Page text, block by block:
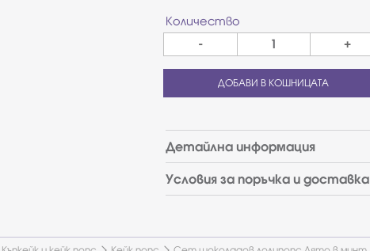
Количество
- +
ДОБАВИ В КОШНИЦАТА
Детайлна информация
Условия за поръчка и доставка